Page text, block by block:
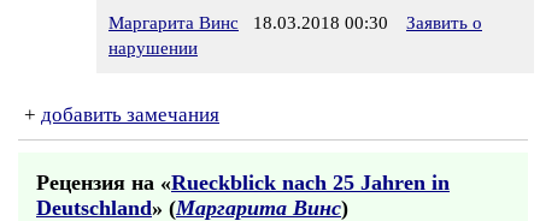
Маргарита Винс 18.03.2018 00:30
Заявить о
нарушении
+ добавить замечания
Рецензия на «Rueckblick nach 25 Jahren in
Deutschland» (Маргарита Винс)